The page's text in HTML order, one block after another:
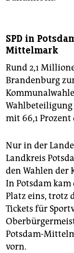
SPD in
Mittelmark
Rund 2,1
Brandenburg
mit 66,1 Prozent
Nur in der
Landkreis
den Wahlen
In Potsdam kam
Platz eins, trotz
Tickets für
Potsdam-
vorn.